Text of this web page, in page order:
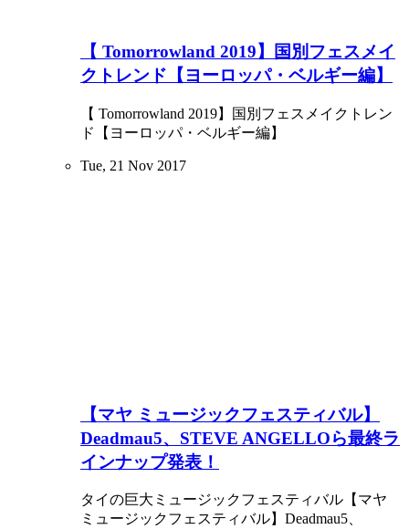
【 Tomorrowland 2019】国別フェスメイ
クトレンド【ヨーロッパ・ベルギー編】
【 Tomorrowland 2019】国別フェスメイクトレン
ド【ヨーロッパ・ベルギー編】
Tue, 21 Nov 2017
【マヤ ミュージックフェスティバル】
Deadmau5、STEVE ANGELLOら最終ラ
インナップ発表！
タイの巨大ミュージックフェスティバル【マヤ
ミュージックフェスティバル】Deadmau5、